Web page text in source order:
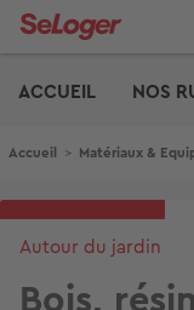
Aller
ACCUEIL
NOS
Fil d'Ariane
Accueil > Matériaux &
Autour du jardin